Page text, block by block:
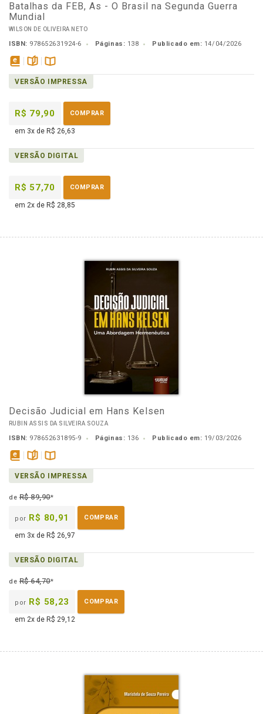
Batalhas da FEB, As - O Brasil na Segunda Guerra
Mundial
WILSON DE OLIVEIRA NETO
ISBN: 978652631924-6 Páginas: 138 Publicado em: 14/04/2026
disponível
em
páginasDisponível
na
VERSÃO IMPRESSA
R$ 79,90 COMPRAR
em 3x de R$ 26,63
VERSÃO DIGITAL
R$ 57,70 COMPRAR
em 2x de R$ 28,85
Decisão Judicial em Hans Kelsen
RUBIN ASSIS DA SILVEIRA SOUZA
ISBN: 978652631895-9 Páginas: 136 Publicado em: 19/03/2026
disponível
em
páginasDisponível
na
VERSÃO IMPRESSA
deR$ 89,90*
por R$ 80,91 COMPRAR
em 3x de R$ 26,97
VERSÃO DIGITAL
deR$ 64,70*
por R$ 58,23 COMPRAR
em 2x de R$ 29,12